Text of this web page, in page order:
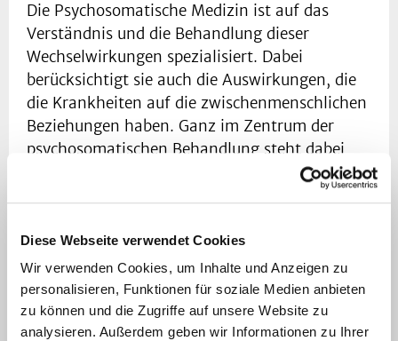
Diese Webseite verwendet Cookies
Wir verwenden Cookies, um Inhalte und Anzeigen zu
personalisieren, Funktionen für soziale Medien anbieten
zu können und die Zugriffe auf unsere Website zu
analysieren. Außerdem geben wir Informationen zu Ihrer
Die Psychosomatische Medizin ist auf das
Verständnis und die Behandlung dieser
Wechselwirkungen spezialisiert. Dabei
berücksichtigt sie auch die Auswirkungen, die
die Krankheiten auf die zwischenmenschlichen
Beziehungen haben. Ganz im Zentrum der
psychosomatischen Behandlung steht dabei
das psychotherapeutische Gespräch mit Ihnen